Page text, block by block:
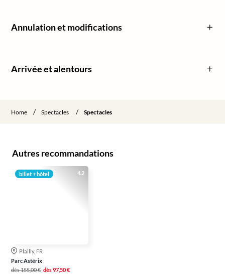
Annulation et modifications
Arrivée et alentours
Home / Spectacles / Spectacles
Autres recommandations
4.2
billet + hôtel
Plailly, FR
Parc Astérix
dès155,00 € dès97,50 €